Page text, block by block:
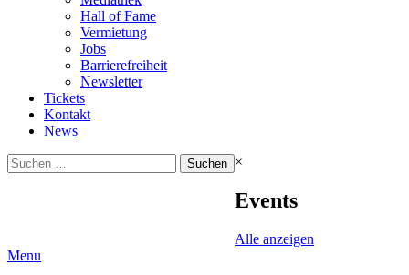
Hall of Fame
Vermietung
Jobs
Barrierefreiheit
Newsletter
Tickets
Kontakt
News
Suchen
nach:
×
Events
Alle anzeigen
Menu